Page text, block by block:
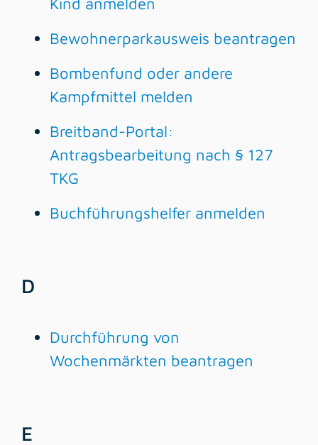
Bewohnerparkausweis beantragen
Bombenfund oder andere
Kampfmittel melden
Breitband-Portal:
Antragsbearbeitung nach § 127
TKG
Buchführungshelfer anmelden
D
Durchführung von
Wochenmärkten beantragen
E